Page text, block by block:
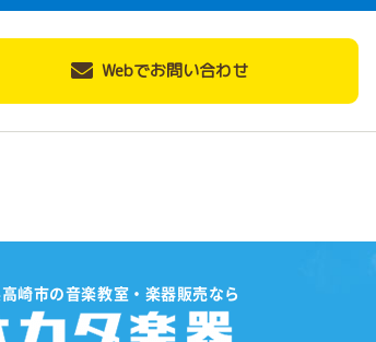
Webでお問い合わせ
崎市の音楽教室・楽器販売なら